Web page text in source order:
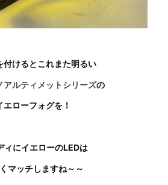
付けるとこれまた明るい
アルティメットシリーズの
エローフォグを！
ィにイエローのLEDは
マッチしますね～～